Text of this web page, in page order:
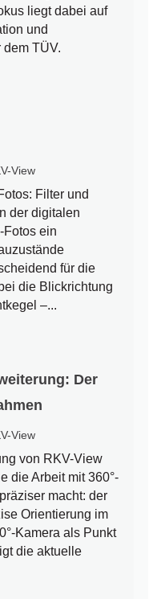
liegt dabei auf
und
TÜV.
View
Filter und
der digitalen
Fotos ein
für die
die Blickrichtung
–...
Der
View
von RKV-View
die Arbeit mit 360°-
macht: der
Orientierung im
Kamera als Punkt
die aktuelle